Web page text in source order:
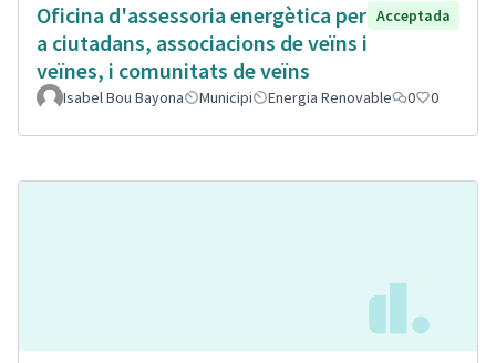
Oficina d'assessoria energètica per
a ciutadans, associacions de veïns i
veïnes, i comunitats de veïns
Acceptada
Isabel Bou Bayona Municipi Energia Renovable 0 0